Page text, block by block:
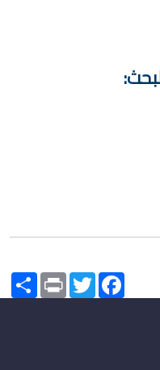
Share PrintTwitterFacebook